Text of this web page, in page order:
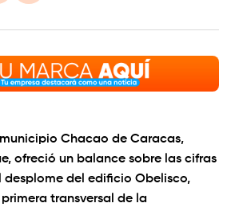
Chacao de Caracas,
ofreció un balance sobre las cifras
desplome del edificio Obelisco,
transversal de la